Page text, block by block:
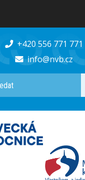
+420 556 771 771
info@nvb.cz